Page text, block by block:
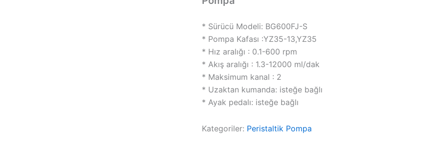
* Sürücü Modeli: BG600FJ-S
* Pompa Kafası :YZ35-13,YZ35
* Hız aralığı : 0.1-600 rpm
* Akış aralığı : 1.3-12000 ml/dak
* Maksimum kanal : 2
* Uzaktan kumanda: isteğe bağlı
* Ayak pedalı: isteğe bağlı
Kategoriler: Peristaltik Pompa